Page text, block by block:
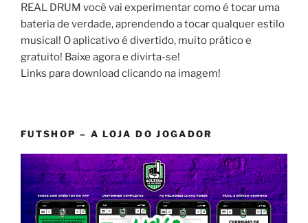
REAL DRUM você vai experimentar como é tocar uma
bateria de verdade, aprendendo a tocar qualquer estilo
musical! O aplicativo é divertido, muito prático e
gratuito! Baixe agora e divirta-se!
Links para download clicando na imagem!
FUTSHOP – A LOJA DO JOGADOR